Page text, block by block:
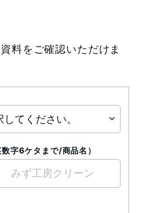
料をご確認いただけま
字6ケタまで/商品名）